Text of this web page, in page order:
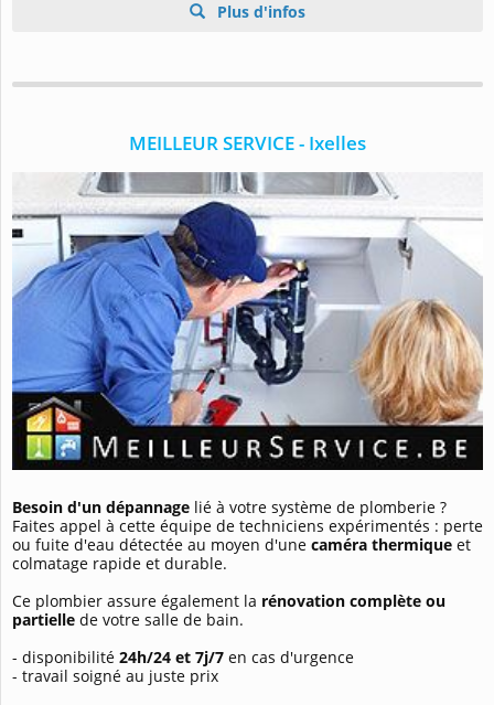
Plus d'infos
MEILLEUR SERVICE - Ixelles
Besoin d'un dépannage lié à votre système de plomberie ?
Faites appel à cette équipe de techniciens expérimentés : perte
ou fuite d'eau détectée au moyen d'une caméra thermique et
colmatage rapide et durable.
Ce plombier assure également la rénovation complète ou
partielle de votre salle de bain.
- disponibilité 24h/24 et 7j/7 en cas d'urgence
- travail soigné au juste prix